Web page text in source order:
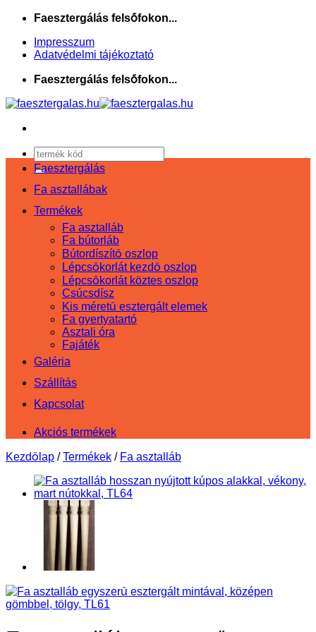
Skip
content
Faesztergálás felsőfokon...
Impresszum
Adatvédelmi tájékoztató
Faesztergálás felsőfokon...
Keresés
a
következőre:
Faesztergálás
Fa asztallábak
Termékek
Fa asztalláb
Fa bútorláb
Bútordíszítő oszlop
Lépcsőkorlát kezdő oszlop
Lépcsőkorlát köztes oszlop
Csúcsdísz
Kis méretű esztergált elemek
Fa gyertyatartó
Asztali óra
Fajáték
Galéria
Szállítás
Kapcsolat
Akciós termékek
Kezdőlap / Termékek / Fa asztalláb